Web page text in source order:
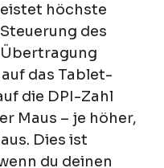
höchste
des
das Tablet-
die DPI-Zahl
Maus – je höher,
Dies ist
du deinen